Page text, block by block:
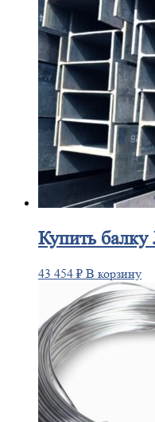
Купитьбалку
43 454 ₽ В корзину